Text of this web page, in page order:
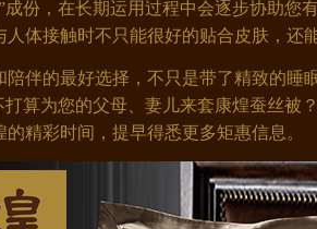
成份，在长期运用过程中会逐步协助您
体接触时不只能很好的贴合皮肤，还
伴的最好选择，不只是带了精致的睡
打算为您的父母、妻儿来套康煌蚕丝被
精彩时间，提早得悉更多矩惠信息。